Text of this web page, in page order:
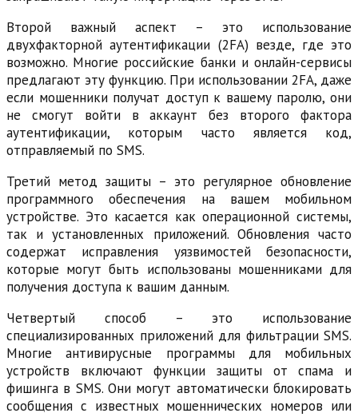
Второй важный аспект – это использование
двухфакторной аутентификации (2FA) везде, где это
возможно. Многие российские банки и онлайн-сервисы
предлагают эту функцию. При использовании 2FA, даже
если мошенники получат доступ к вашему паролю, они
не смогут войти в аккаунт без второго фактора
аутентификации, которым часто является код,
отправляемый по SMS.
Третий метод защиты – это регулярное обновление
программного обеспечения на вашем мобильном
устройстве. Это касается как операционной системы,
так и установленных приложений. Обновления часто
содержат исправления уязвимостей безопасности,
которые могут быть использованы мошенниками для
получения доступа к вашим данным.
Четвертый способ – это использование
специализированных приложений для фильтрации SMS.
Многие антивирусные программы для мобильных
устройств включают функции защиты от спама и
фишинга в SMS. Они могут автоматически блокировать
сообщения с известных мошеннических номеров или